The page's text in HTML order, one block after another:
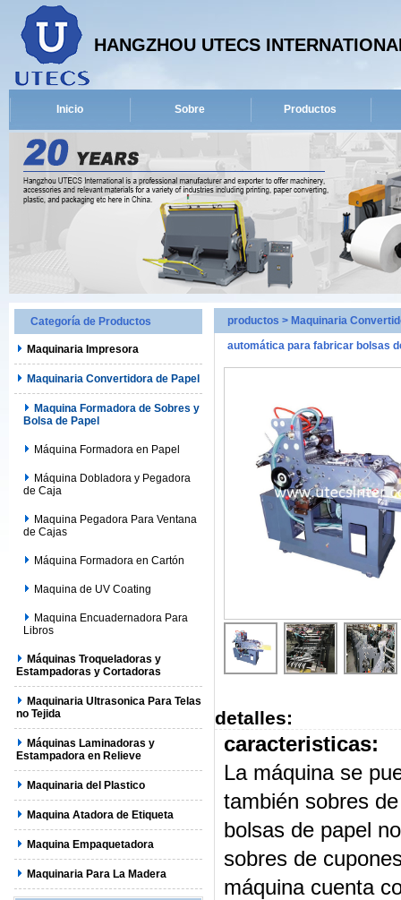
HANGZHOU UTECS
Inicio Sobre Productos
Categoría de Productos
Maquinaria Impresora
Maquinaria Convertidora de Papel
Maquina Formadora de Sobres y
Bolsa de Papel
Máquina Formadora en Papel
Máquina Dobladora y Pegadora
de Caja
Maquina Pegadora Para Ventana
de Cajas
Máquina Formadora en Cartón
Maquina de UV Coating
Maquina Encuadernadora Para
Libros
Máquinas Troqueladoras y
Estampadoras y Cortadoras
Maquinaria Ultrasonica Para Telas
no Tejida
Máquinas Laminadoras y
Estampadora en Relieve
Maquinaria del Plastico
Maquina Atadora de Etiqueta
Maquina Empaquetadora
Maquinaria Para La Madera
productos > Maquinaria
automática para fabricar bolsas
detalles:
caracteristicas:
La máquina se
también sobres
bolsas de papel
sobres de
máquina cuenta